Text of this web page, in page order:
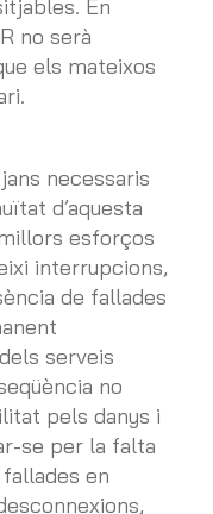
En
no serà
els mateixos
necessaris
d’aquesta
esforços
interrupcions,
de fallades
serveis
no
pels danys i
se per la falta
en